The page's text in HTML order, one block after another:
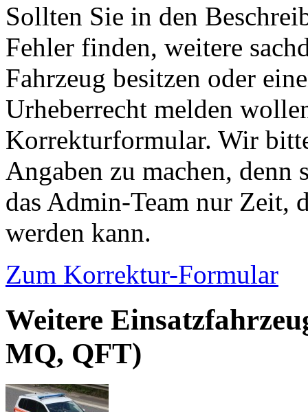
Sollten Sie in den
Fehler finden, weitere
Fahrzeug besitzen oder
Urheberrecht melden
Korrekturformular. Wir
Angaben zu machen,
das Admin-Team nur Zeit,
werden kann.
Zum Korrektur-Formular
Weitere
MQ, QFT)